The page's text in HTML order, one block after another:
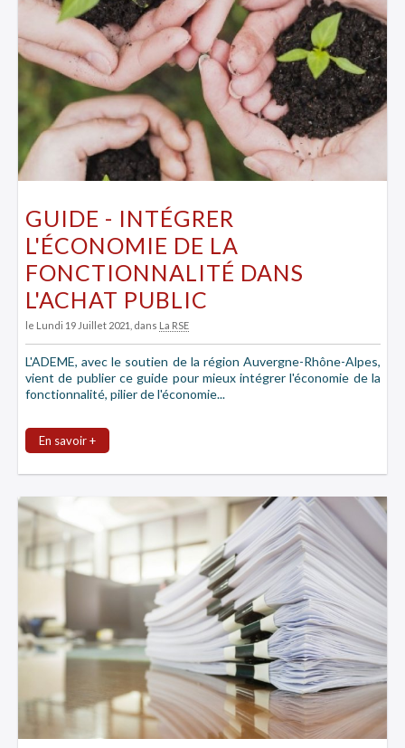
GUIDE - INTÉGRER
L'ÉCONOMIE DE LA
FONCTIONNALITÉ DANS
L'ACHAT PUBLIC
le Lundi 19 Juillet 2021 , dans La RSE
L'ADEME, avec le soutien de la région Auvergne-Rhône-Alpes,
vient de publier ce guide pour mieux intégrer l'économie de la
fonctionnalité, pilier de l'économie...
En savoir +